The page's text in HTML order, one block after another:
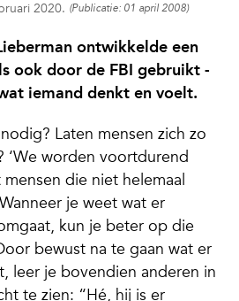
2020. (Publicatie: 01 april 2008)
ontwikkelde een
ook door de FBI gebruikt -
iemand denkt en voelt.
Laten mensen zich zo
‘We worden voortdurend
die niet helemaal
je weet wat er
kun je beter op die
bewust na te gaan wat er
leer je bovendien anderen in
te zien: “Hé, hij is er